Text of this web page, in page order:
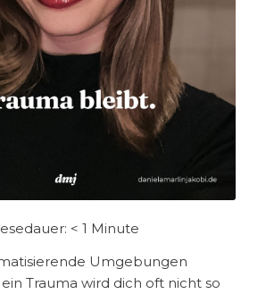
< 1 Minute
Umgebungen
Trauma wird dich oft nicht so